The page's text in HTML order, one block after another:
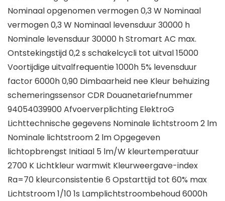
Nominaal opgenomen vermogen 0,3 W Nominaal
vermogen 0,3 W Nominaal levensduur 30000 h
Nominale levensduur 30000 h Stromart AC max.
Ontstekingstijd 0,2 s schakelcycli tot uitval 15000
Voortijdige uitvalfrequentie 1000h 5% levensduur
factor 6000h 0,90 Dimbaarheid nee Kleur behuizing
schemeringssensor CDR Douanetariefnummer
94054039900 Afvoerverplichting ElektroG
Lichttechnische gegevens Nominale lichtstroom 2 lm
Nominale lichtstroom 2 lm Opgegeven
lichtopbrengst Initiaal 5 lm/W kleurtemperatuur
2700 K Lichtkleur warmwit Kleurweergave-index
Ra=70 kleurconsistentie 6 Opstarttijd tot 60% max
Lichtstroom 1/10 1s Lamplichtstroombehoud 6000h